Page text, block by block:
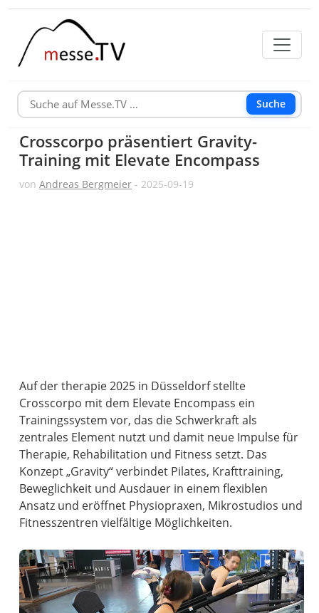
Suche
Crosscorpo präsentiert Gravity-
Training mit Elevate Encompass
vonAndreas Bergmeier - 2025-09-19
Auf der therapie 2025 in Düsseldorf stellte
Crosscorpo mit dem Elevate Encompass ein
Trainingssystem vor, das die Schwerkraft als
zentrales Element nutzt und damit neue Impulse für
Therapie, Rehabilitation und Fitness setzt. Das
Konzept „Gravity“ verbindet Pilates, Krafttraining,
Beweglichkeit und Ausdauer in einem flexiblen
Ansatz und eröffnet Physiopraxen, Mikrostudios und
Fitnesszentren vielfältige Möglichkeiten.